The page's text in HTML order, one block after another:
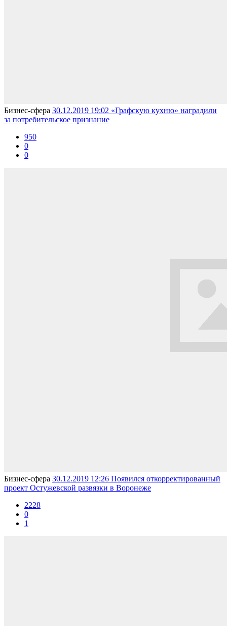
Бизнес-сферa 30.12.2019 19:02 «Графскую кухню» наградили
за потребительское признание
950
0
0
Бизнес-сферa 30.12.2019 12:26 Появился откорректированный
проект Остужевской развязки в Воронеже
2228
0
1